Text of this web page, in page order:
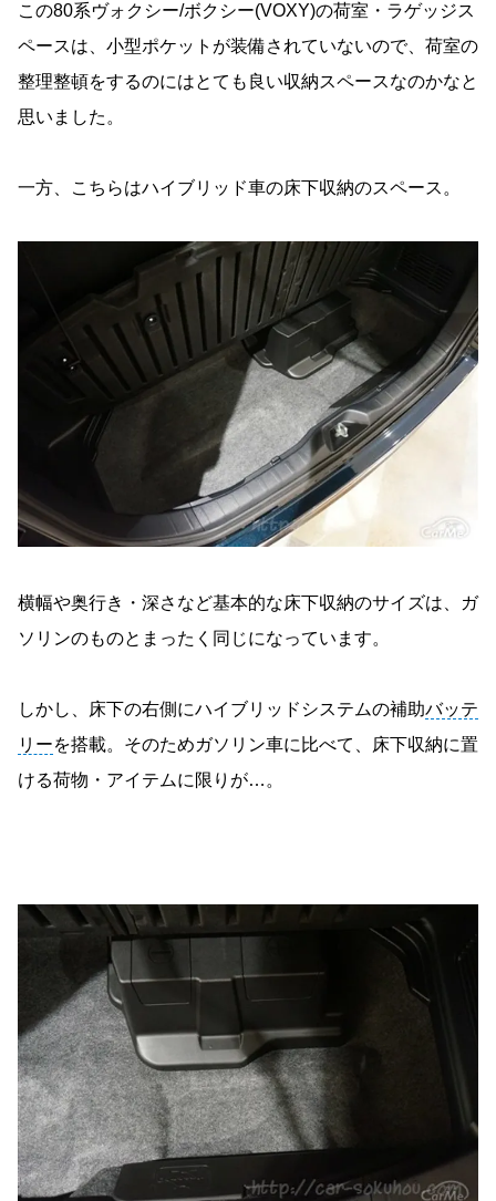
この80系ヴォクシー/ボクシー(VOXY)の荷室・ラゲッジス
ペースは、小型ポケットが装備されていないので、荷室の
整理整頓をするのにはとても良い収納スペースなのかなと
思いました。
一方、こちらはハイブリッド車の床下収納のスペース。
横幅や奥行き・深さなど基本的な床下収納のサイズは、ガ
ソリンのものとまったく同じになっています。
しかし、床下の右側にハイブリッドシステムの補助バッテ
リーを搭載。そのためガソリン車に比べて、床下収納に置
ける荷物・アイテムに限りが…。